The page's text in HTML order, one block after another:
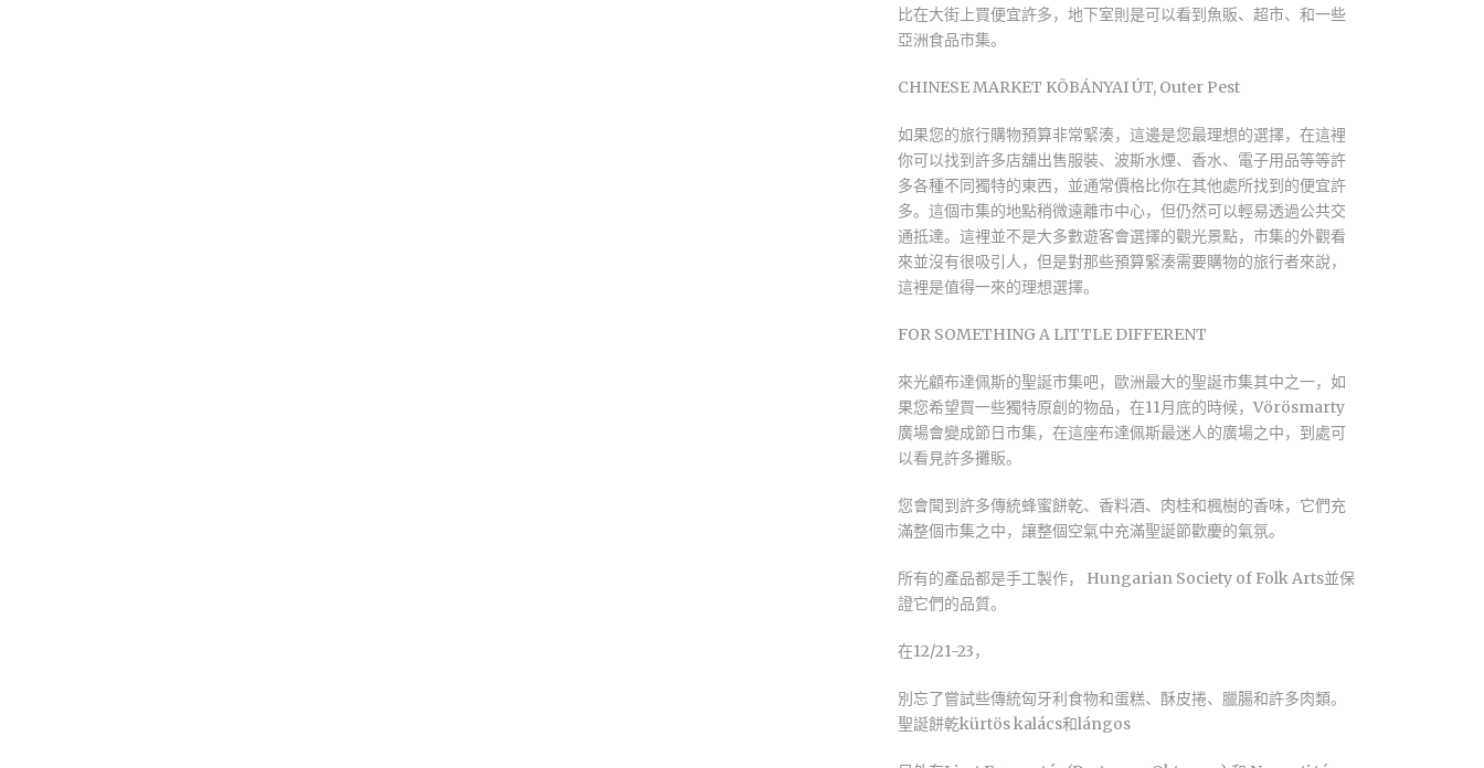
比在大街上買便宜許多，地下室則是可以看到魚販、超市、和一些
亞洲食品市集。
CHINESE MARKET KÕBÁNYAI ÚT, Outer Pest
如果您的旅行購物預算非常緊湊，這邊是您最理想的選擇，在這裡
你可以找到許多店舖出售服裝、波斯水煙、香水、電子用品等等許
多各種不同獨特的東西，並通常價格比你在其他處所找到的便宜許
多。這個市集的地點稍微遠離市中心，但仍然可以輕易透過公共交
通抵達。這裡並不是大多數遊客會選擇的觀光景點，市集的外觀看
來並沒有很吸引人，但是對那些預算緊湊需要購物的旅行者來說，
這裡是值得一來的理想選擇。
FOR SOMETHING A LITTLE DIFFERENT
來光顧布達佩斯的聖誕市集吧，歐洲最大的聖誕市集其中之一，如
果您希望買一些獨特原創的物品，在11月底的時候，Vörösmarty
廣場會變成節日市集，在這座布達佩斯最迷人的廣場之中，到處可
以看見許多攤販。
您會聞到許多傳統蜂蜜餅乾、香料酒、肉桂和楓樹的香味，它們充
滿整個市集之中，讓整個空氣中充滿聖誕節歡慶的氣氛。
所有的產品都是手工製作， Hungarian Society of Folk Arts並保
證它們的品質。
在12/21-23，
別忘了嘗試些傳統匈牙利食物和蛋糕、酥皮捲、臘腸和許多肉類。
聖誕餅乾kürtös kalács和lángos